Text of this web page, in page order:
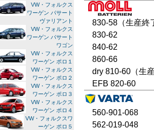
830-58（生産終
830-62
840-62
860-66
dry 810-60（生
EFB 820-60
560-901-068
562-019-048
VW・フォルクス
ワーゲン パサート
ヴァリアント
VW・フォルクス
ワーゲン パサート
ワゴン
VW・フォルクス
ワーゲン ポロ１
VW・フォルクス
ワーゲン ポロ２
VW・フォルクス
ワーゲン ポロ３
VW・フォルクス
ワーゲン ポロ４
VW・フォルクスワ
ーゲン ポロ５